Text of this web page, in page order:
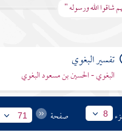
شاقوا الله ورسوله "
تفسير البغوي
البغوي - الحسين بن مسعود البغوي
8 صفحة 71